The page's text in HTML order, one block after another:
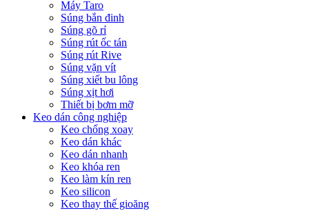
Máy Taro
Súng bắn đinh
Súng gõ rỉ
Súng rút ốc tán
Súng rút Rive
Súng vặn vít
Súng xiết bu lông
Súng xịt hơi
Thiết bị bơm mỡ
Keo dán công nghiệp
Keo chống xoay
Keo dán khác
Keo dán nhanh
Keo khóa ren
Keo làm kín ren
Keo silicon
Keo thay thế gioăng